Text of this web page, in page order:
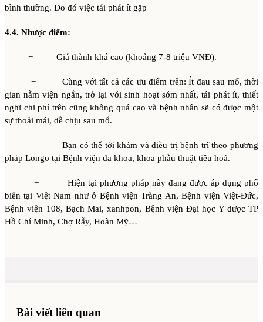
bình thường. Do đó việc tái phát ít gặp
4.4. Nhược điểm:
− Giá thành khá cao (khoảng 7-8 triệu VNĐ).
− Cùng với tất cả các ưu điểm trên: Ít đau sau mổ, thời
gian nằm viện ngắn, trở lại với sinh hoạt sớm nhất, tái phát ít, thiết
nghĩ chi phí trên cũng không quá cao và bệnh nhân sẽ có được một
sự thoải mái, dễ chịu sau mổ.
− Bạn có thể tới khám và điều trị bệnh trĩ theo phương
pháp Longo tại Bệnh viện đa khoa, khoa phẫu thuật tiêu hoá.
− Hiện tại phương pháp này đang được áp dụng phổ
biến tại Việt Nam như ở Bệnh viện Tràng An, Bệnh viện Việt-Đức,
Bệnh viện 108, Bạch Mai, xanhpon, Bệnh viện Đại học Y dược TP
Hồ Chí Minh, Chợ Rẫy, Hoàn Mỹ…
Bài viết liên quan